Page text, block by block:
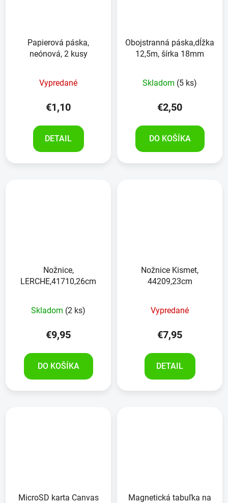
Papierová páska,
neónová, 2 kusy
Vypredané
€1,10
DETAIL
Obojstranná páska,dĺžka
12,5m, šírka 18mm
Skladom (5 ks)
€2,50
DO KOŠÍKA
Nožnice,
LERCHE,41710,26cm
Skladom (2 ks)
€9,95
DO KOŠÍKA
Nožnice Kismet,
44209,23cm
Vypredané
€7,95
DETAIL
MicroSD karta Canvas
Magnetická tabuľka na